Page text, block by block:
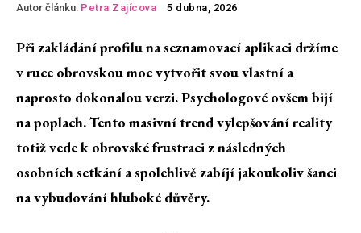
Autor článku: Petra Zajícova 5 dubna, 2026
Při zakládání profilu na seznamovací aplikaci držíme
v ruce obrovskou moc vytvořit svou vlastní a
naprosto dokonalou verzi. Psychologové ovšem bijí
na poplach. Tento masivní trend vylepšování reality
totiž vede k obrovské frustraci z následných
osobních setkání a spolehlivě zabíjí jakoukoliv šanci
na vybudování hluboké důvěry.